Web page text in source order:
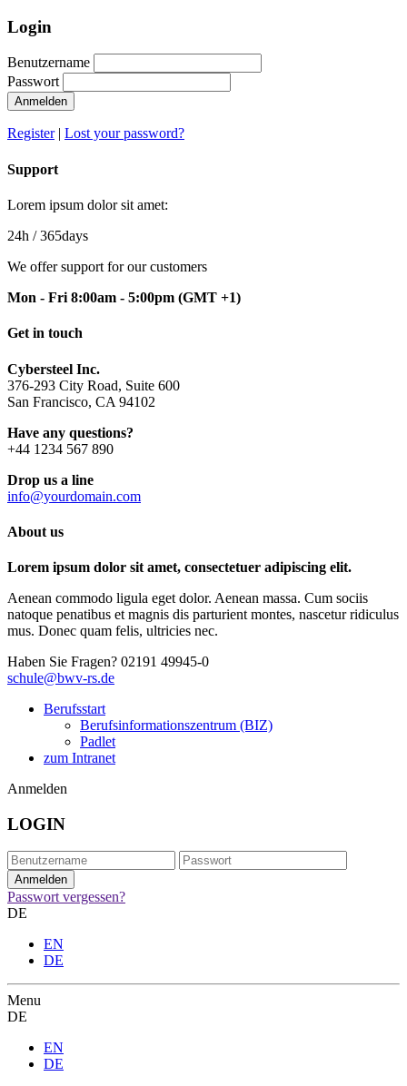
Login
Benutzername
Passwort
Anmelden
Register| Lost your password?
Support
Lorem ipsum dolor sit amet:
24h / 365days
We offer support for our customers
Mon - Fri 8:00am - 5:00pm (GMT +1)
Get in touch
Cybersteel Inc.
376-293 City Road, Suite 600
San Francisco, CA 94102
Have any questions?
+44 1234 567 890
Drop us a line
info@yourdomain.com
About us
Lorem ipsum dolor sit amet, consectetuer adipiscing elit.
Aenean commodo ligula eget dolor. Aenean massa. Cum sociis
natoque penatibus et magnis dis parturient montes, nascetur ridiculus
mus. Donec quam felis, ultricies nec.
Haben Sie Fragen? 02191 49945-0
schule@bwv-rs.de
Berufsstart
Berufsinformationszentrum (BIZ)
Padlet
zum Intranet
Anmelden
LOGIN
Passwort vergessen?
DE
EN
DE
Menu
DE
EN
DE